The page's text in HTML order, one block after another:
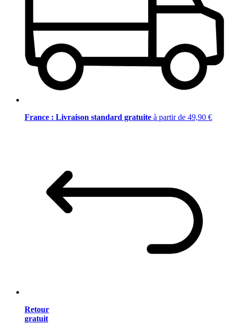
France : Livraison standard gratuite à partir de 49,90 €
Retour
gratuit